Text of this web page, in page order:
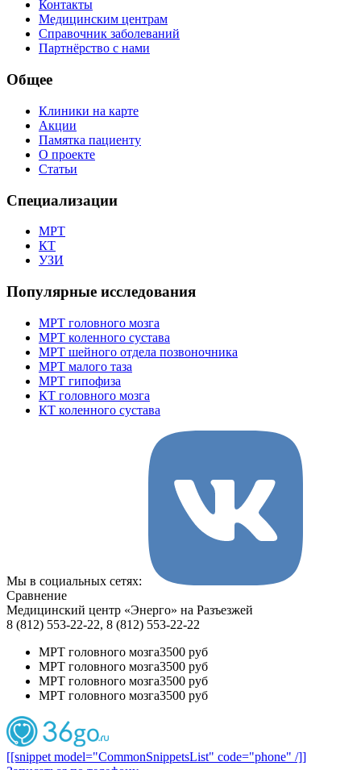
Контакты
Медицинским центрам
Справочник заболеваний
Партнёрство с нами
Общее
Клиники на карте
Акции
Памятка пациенту
О проекте
Статьи
Специализации
МРТ
КТ
УЗИ
Популярные исследования
МРТ головного мозга
МРТ коленного сустава
МРТ шейного отдела позвоночника
МРТ малого таза
МРТ гипофиза
КТ головного мозга
КТ коленного сустава
Мы в социальных сетях:
Сравнение
Медицинский центр «Энерго» на Разъезжей
8 (812) 553-22-22, 8 (812) 553-22-22
МРТ головного мозга3500 руб
МРТ головного мозга3500 руб
МРТ головного мозга3500 руб
МРТ головного мозга3500 руб
[[snippet model="CommonSnippetsList" code="phone" /]]